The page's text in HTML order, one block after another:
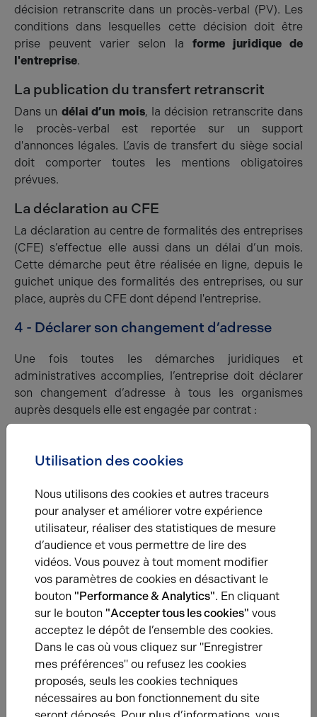
décision retranscrite dans un procès-verbal (PV). Les
conditions dans lesquelles cette décision doit être
prise peuvent varier selon la forme juridique de
l'entreprise.
La publication du transfert retranscrit
Dans un délai d’un mois, la décision retranscrite dans
le procès-verbal est reportée sur un support
d'annonces légales. L’avis de transfert du siège social
doit comporter toutes les mentions obligatoires
prévues.
La déclaration au CFE
La déclaration au centre de formalités des entreprises
(CFE) s’effectue elle aussi dans un délai d’un mois.
Cette démarche peut être réalisée en ligne, depuis le
guichet unique des formalités des entreprises, ou sur
place, auprès du CFE dont dépend l'entreprise.
4 - Déclarer son changement d’adresse
Une fois toutes les démarches juridiques et
administratives accomplies, l’entreprise doit déclarer
son changement d’adresse à tous les organismes
auprès desquels elle est engagée par contrat :
banque ;
fournisseur d'énergie ;
L'administration fiscale est tenue informée du
déménagement du siège social ou du changement
d’adressepar l’envoi duformulaire correspondant
Les clients, les partenaires et les fournisseurs de
l'entreprise doivent également être notifiés. L'annonce
officielle par lettre et par email, devra être complétée
par des actions visant à écarter toute confusion. La
mention «
nouvelle adresse
» peut ainsi figurer en
signature d’email le temps que la transition s'opère
chez les différents interlocuteurs. En parallèle,
l'entreprise veillera à modifier les en-têtes et les pieds
de pages de ses documents commerciaux et
Utilisation des cookies
Nous utilisons des cookies et autres traceurs
pour analyser et améliorer votre expérience
utilisateur, réaliser des statistiques de mesure
d’audience et vous permettre de lire des
vidéos. Vous pouvez à tout moment modifier
vos paramètres de cookies en désactivant le
bouton "Performance & Analytics". En cliquant
sur le bouton "Accepter tous les cookies" vous
acceptez le dépôt de l’ensemble des cookies.
Dans le cas où vous cliquez sur "Enregistrer
mes préférences" ou refusez les cookies
proposés, seuls les cookies techniques
nécessaires au bon fonctionnement du site